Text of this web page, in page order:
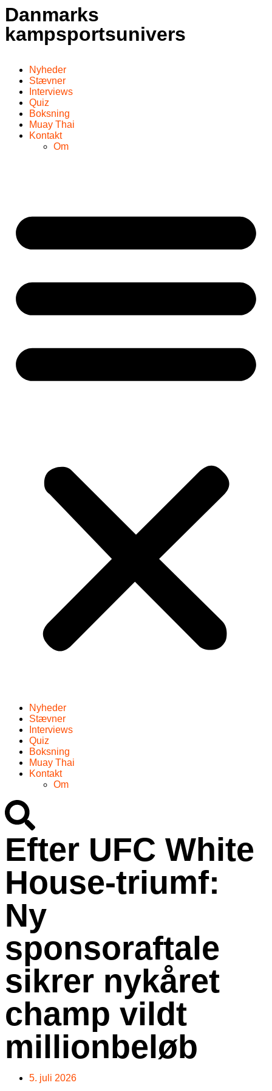
Danmarks
kampsportsunivers
Nyheder
Stævner
Interviews
Quiz
Boksning
Muay Thai
Kontakt
Om
Nyheder
Stævner
Interviews
Quiz
Boksning
Muay Thai
Kontakt
Om
Efter UFC White
House-triumf:
Ny
sponsoraftale
sikrer nykåret
champ vildt
millionbeløb
5. juli 2026